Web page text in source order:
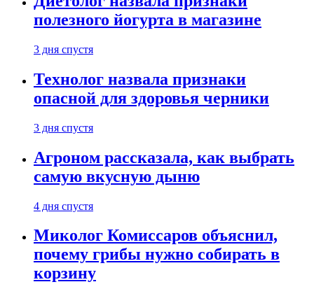
полезного йогурта в магазине
3 дня спустя
Технолог назвала признаки
опасной для здоровья черники
3 дня спустя
Агроном рассказала, как выбрать
самую вкусную дыню
4 дня спустя
Миколог Комиссаров объяснил,
почему грибы нужно собирать в
корзину